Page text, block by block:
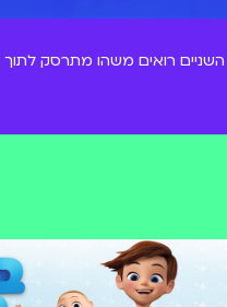
רואים משהו מתרסק לתוך